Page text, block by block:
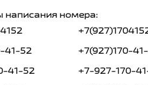
написания номера:
41-52
41-52
+7(927)170-
+7-927-170-